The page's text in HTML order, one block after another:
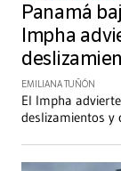
Panamá
Impha
EMILIANA TUÑÓN
El Impha
deslizamientos y